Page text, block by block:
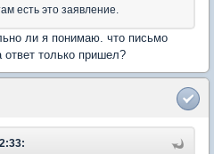
есть это заявление.
ли я понимаю. что письмо
только пришел?